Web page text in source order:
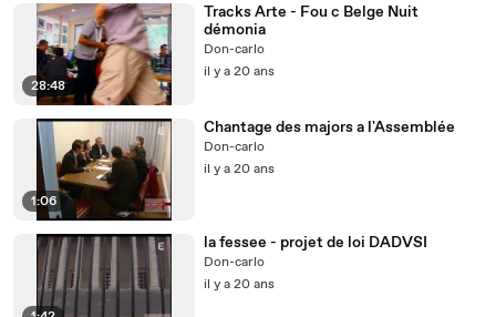
28:48
Tracks Arte - Fou c Belge Nuit
démonia
Don-carlo
il y a 20 ans
1:06
Chantage des majors a l'Assemblée
Don-carlo
il y a 20 ans
la fessee - projet de loi DADVSI
Don-carlo
il y a 20 ans